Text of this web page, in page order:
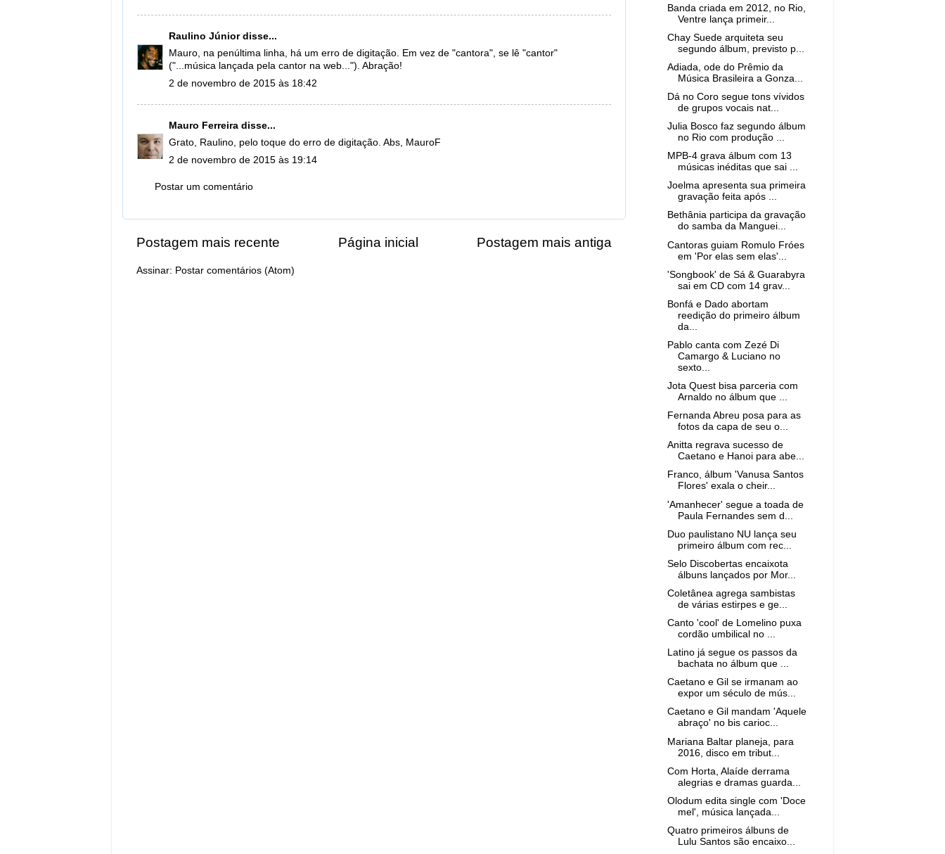
Raulino Júnior disse...
Mauro, na penúltima linha, há um erro de digitação. Em vez de "cantora", se lê "cantor"
("...música lançada pela cantor na web..."). Abração!
2 de novembro de 2015 às 18:42
Mauro Ferreira disse...
Grato, Raulino, pelo toque do erro de digitação. Abs, MauroF
2 de novembro de 2015 às 19:14
Postar um comentário
Postagem mais recente Postagem mais antiga
Página inicial
Assinar: Postar comentários (Atom)
Banda criada em 2012, no Rio,
Ventre lança primeir...
Chay Suede arquiteta seu
segundo álbum, previsto p...
Adiada, ode do Prêmio da
Música Brasileira a Gonza...
Dá no Coro segue tons vívidos
de grupos vocais nat...
Julia Bosco faz segundo álbum
no Rio com produção ...
MPB-4 grava álbum com 13
músicas inéditas que sai ...
Joelma apresenta sua primeira
gravação feita após ...
Bethânia participa da gravação
do samba da Manguei...
Cantoras guiam Romulo Fróes
em 'Por elas sem elas'...
'Songbook' de Sá & Guarabyra
sai em CD com 14 grav...
Bonfá e Dado abortam
reedição do primeiro álbum
da...
Pablo canta com Zezé Di
Camargo & Luciano no
sexto...
Jota Quest bisa parceria com
Arnaldo no álbum que ...
Fernanda Abreu posa para as
fotos da capa de seu o...
Anitta regrava sucesso de
Caetano e Hanoi para abe...
Franco, álbum 'Vanusa Santos
Flores' exala o cheir...
'Amanhecer' segue a toada de
Paula Fernandes sem d...
Duo paulistano NU lança seu
primeiro álbum com rec...
Selo Discobertas encaixota
álbuns lançados por Mor...
Coletânea agrega sambistas
de várias estirpes e ge...
Canto 'cool' de Lomelino puxa
cordão umbilical no ...
Latino já segue os passos da
bachata no álbum que ...
Caetano e Gil se irmanam ao
expor um século de mús...
Caetano e Gil mandam 'Aquele
abraço' no bis carioc...
Mariana Baltar planeja, para
2016, disco em tribut...
Com Horta, Alaíde derrama
alegrias e dramas guarda...
Olodum edita single com 'Doce
mel', música lançada...
Quatro primeiros álbuns de
Lulu Santos são encaixo...